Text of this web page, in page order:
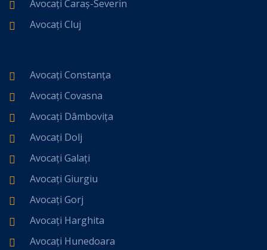
Avocați Caraș-Severin
Avocați Cluj
Avocați Constanța
Avocați Covasna
Avocați Dâmbovița
Avocați Dolj
Avocați Galați
Avocați Giurgiu
Avocați Gorj
Avocați Harghita
Avocați Hunedoara